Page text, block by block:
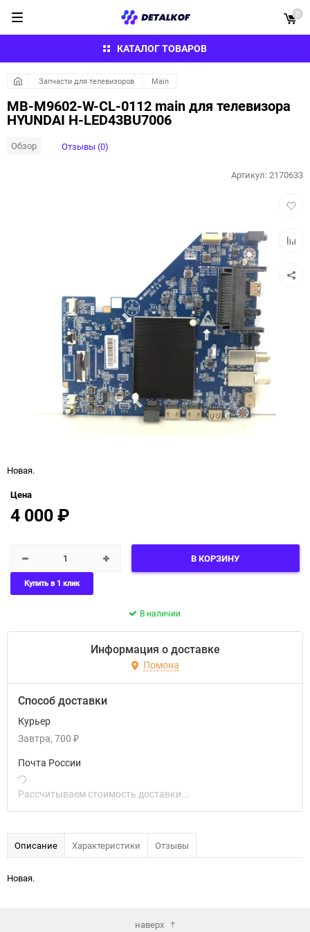
КАТАЛОГ ТОВАРОВ
0
Запчасти для телевизоров Main
MB-M9602-W-CL-0112 main для телевизора
HYUNDAI H-LED43BU7006
Обзор Отзывы (0)
Артикул:2170633
Новая.
Цена
4 000₽
В КОРЗИНУ
Купить в 1 клик
В наличии
Информация о доставке
Помона
Способ доставки
Курьер
Завтра 700 ₽
Почта России
Рассчитываем стоимость доставки...
Описание Характеристики Отзывы
Новая.
наверх